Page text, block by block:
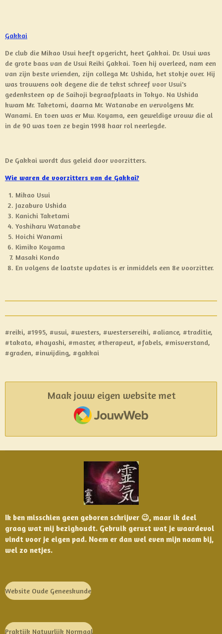
Gakkai
De club die Mikao Usui heeft opgericht, heet Gakkai. Dr. Usui was
de grote baas van de Usui Reiki Gakkai. Toen hij overleed, nam een
van zijn beste vrienden, zijn collega Mr. Ushida, het stokje over. Hij
was trouwens ook degene die de tekst schreef voor Usui's
gedenksteen op de Saihoji begraafplaats in Tokyo. Na Ushida
kwam Mr. Taketomi, daarna Mr. Watanabe en vervolgens Mr.
Wanami. En toen was er Mw. Koyama, een geweldige vrouw die al
in de 90 was toen ze begin 1998 haar rol neerlegde.
De Gakkai wordt dus geleid door voorzitters.
Wie waren de voorzitters van de Gakkai?
Mikao Usui
Jazaburo Ushida
Kanichi Taketami
Yoshiharu Watanabe
Hoichi Wanami
Kimiko Koyama
Masaki Kondo
En volgens de laatste updates is er inmiddels een 8e voorzitter.
#reiki, #1995, #usui, #westers, #westersereiki, #aliance, #traditie,
#takata, #hayashi, #master, #therapeut, #fabels, #misverstand,
#graden, #inwijding, #gakkai
Maak jouw eigen website met
JouwWeb
Ik ben misschien geen geboren schrijver 😉, maar ik deel
graag wat mij bezighoudt. Gebruik gerust wat je waardevol
vindt voor je eigen pad. Noem er dan wel even mijn naam bij,
wel zo netjes.
Website Oude Geneeskunde
Praktijk Natuurlijk Normaal